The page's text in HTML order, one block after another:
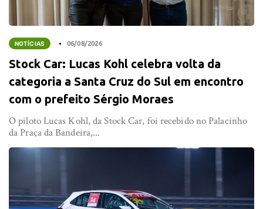
NOTÍCIAS 06/08/2026
Stock Car: Lucas Kohl celebra volta da
categoria a Santa Cruz do Sul em encontro
com o prefeito Sérgio Moraes
O piloto Lucas Kohl, da Stock Car, foi recebido no Palacinho
da Praça da Bandeira,...